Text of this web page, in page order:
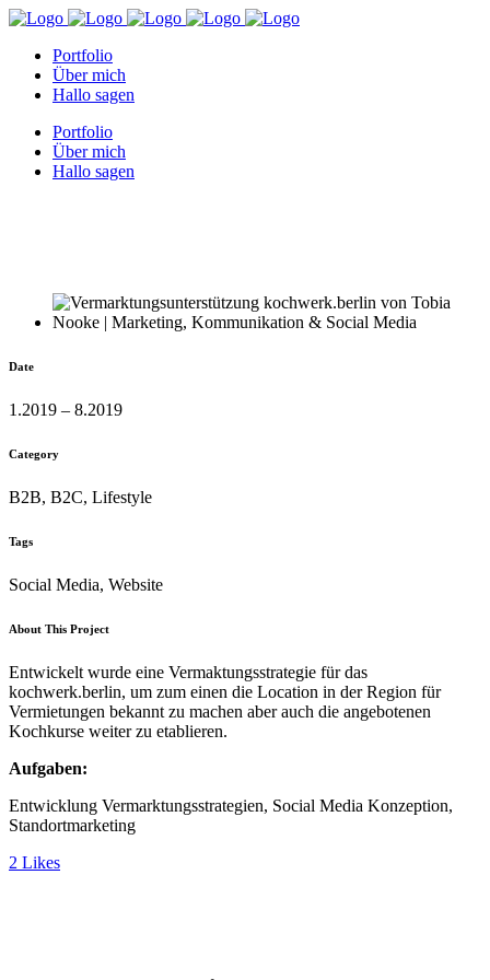
Portfolio
Über mich
Hallo sagen
Portfolio
Über mich
Hallo sagen
Date
1.2019 – 8.2019
Category
B2B, B2C, Lifestyle
Tags
Social Media, Website
About This Project
Entwickelt wurde eine Vermaktungsstrategie für das
kochwerk.berlin, um zum einen die Location in der Region für
Vermietungen bekannt zu machen aber auch die angebotenen
Kochkurse weiter zu etablieren.
Aufgaben:
Entwicklung Vermarktungsstrategien, Social Media Konzeption,
Standortmarketing
2 Likes